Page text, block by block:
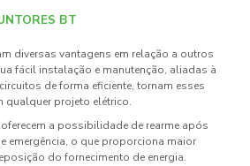
BT
diversas vantagens em relação a outros
fácil instalação e manutenção, aliadas à
de forma eficiente, tornam esses
qualquer projeto elétrico.
a possibilidade de rearme após
emergência, o que proporciona maior
do fornecimento de energia.